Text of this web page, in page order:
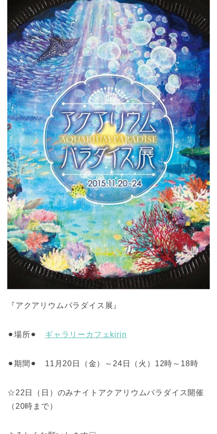
『アクアリウムパラダイス展』
⚫︎場所⚫︎ ギャラリーカフェkirin
⚫︎期間⚫︎ 11月20日（金）～24日（火）12時～18時
☆22日（日）のみナイトアクアリウムパラダイス開催
（20時まで）